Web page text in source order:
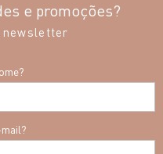
e promoções?
newsletter